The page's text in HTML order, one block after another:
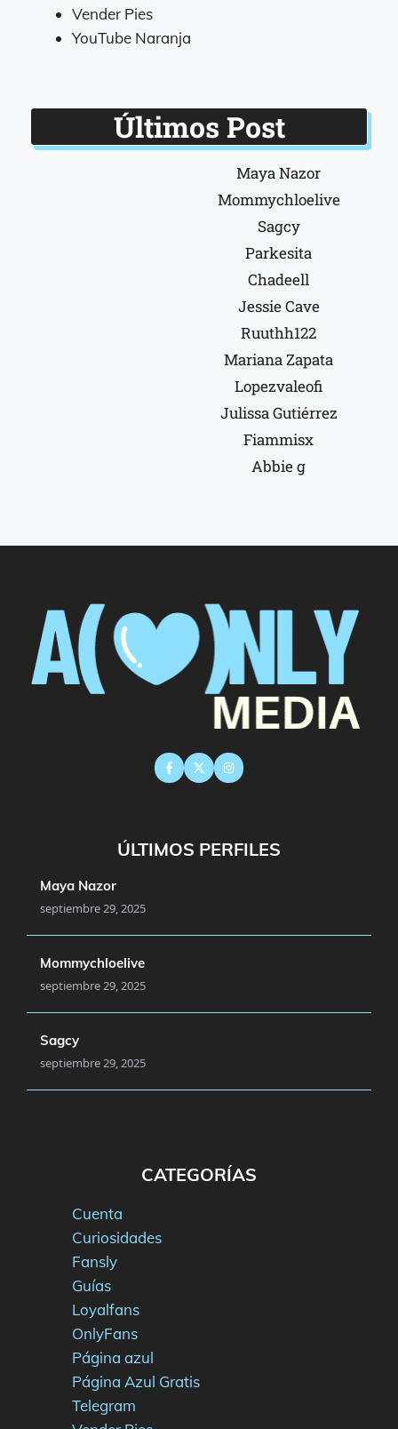
Vender Pies
YouTube Naranja
Últimos Post
Maya Nazor
Mommychloelive
Sagcy
Parkesita
Chadeell
Jessie Cave
Ruuthh122
Mariana Zapata
Lopezvaleofi
Julissa Gutiérrez
Fiammisx
Abbie g
ÚLTIMOS PERFILES
Maya Nazor
septiembre 29, 2025
Mommychloelive
septiembre 29, 2025
Sagcy
septiembre 29, 2025
CATEGORÍAS
Cuenta
Curiosidades
Fansly
Guías
Loyalfans
OnlyFans
Página azul
Página Azul Gratis
Telegram